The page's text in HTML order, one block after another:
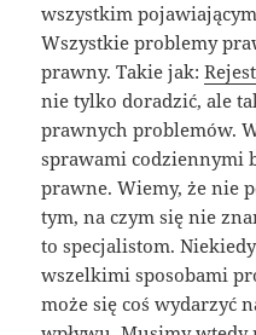
wszystkim
Wszystkie problemy
prawny. Takie jak:
nie tylko doradzić, ale
prawnych problemów.
sprawami codziennymi
prawne. Wiemy, że nie
tym, na czym się nie
to specjalistom.
wszelkimi sposobami
może się coś wydarzyć